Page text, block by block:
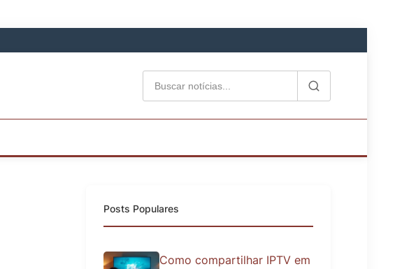
Posts Populares
Como compartilhar IPTV em